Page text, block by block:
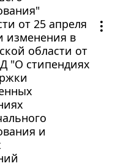
от 25 апреля
изменения в
области от
"О стипендиях
и